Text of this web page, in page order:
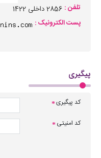
تلفن : 2856 داخلی 1422
پست الکترونیک :
پیگیری
کد پیگیری*
کد امنیتی *